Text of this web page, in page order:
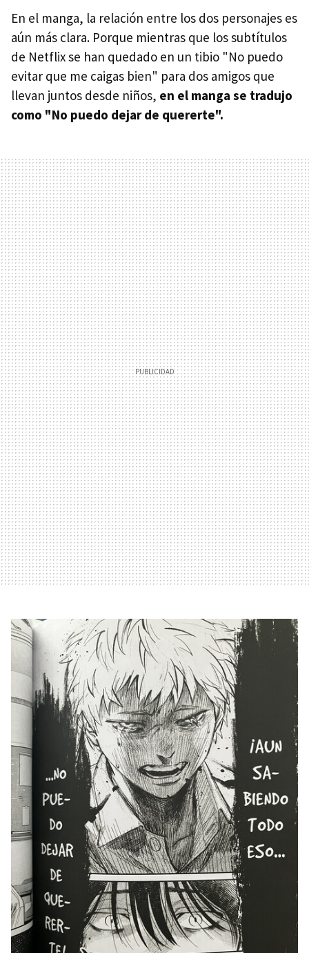
En el manga, la relación entre los dos personajes es
aún más clara. Porque mientras que los subtítulos
de Netflix se han quedado en un tibio "No puedo
evitar que me caigas bien" para dos amigos que
llevan juntos desde niños, en el manga se tradujo
como "No puedo dejar de quererte".